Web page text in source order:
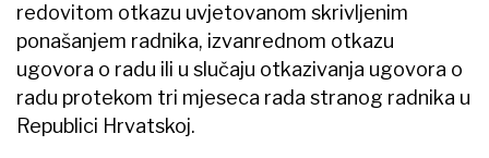
redovitom otkazu uvjetovanom skrivljenim
ponašanjem radnika, izvanrednom otkazu
ugovora o radu ili u slučaju otkazivanja ugovora o
radu protekom tri mjeseca rada stranog radnika u
Republici Hrvatskoj.